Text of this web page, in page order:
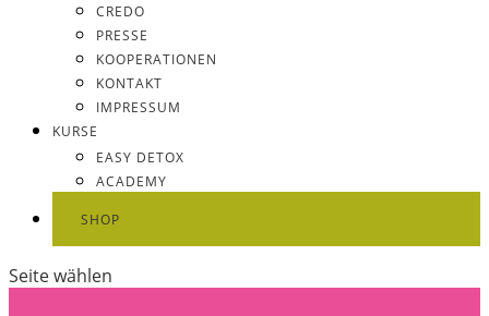
CREDO
PRESSE
KOOPERATIONEN
KONTAKT
IMPRESSUM
KURSE
EASY DETOX
ACADEMY
SHOP
Seite wählen